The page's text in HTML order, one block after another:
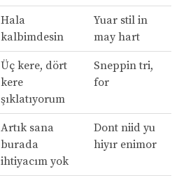
Hala
kalbimdesin
Yuar stil in
may hart
Üç kere, dört
kere
şıklatıyorum
Sneppin tri,
for
Artık sana
burada
ihtiyacım yok
Dont niid yu
hiyır enimor